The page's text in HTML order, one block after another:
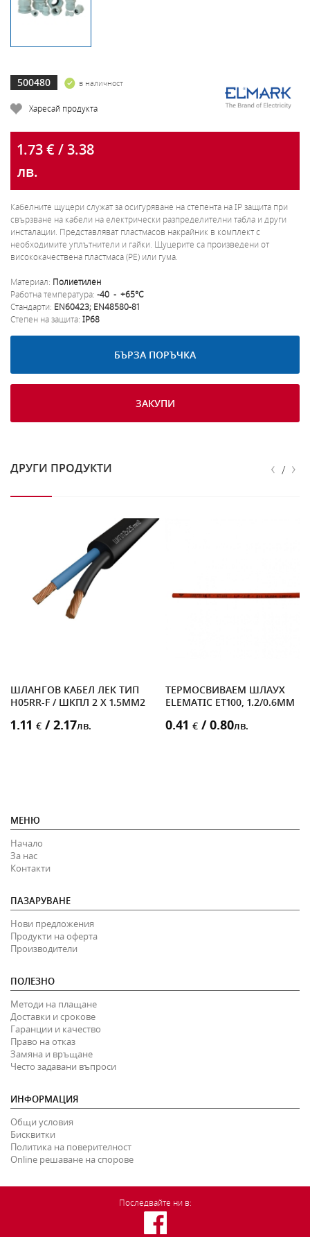
500480 в наличност
Харесай продукта
1.73 € / 3.38
лв.
Кабелните щуцери служат за осигуряване на степента на IP защита при
свързване на кабели на електрически разпределителни табла и други
инсталации. Представляват пластмасов накрайник в комплект с
необходимите уплътнители и гайки. Щуцерите са произведени от
висококачествена пластмаса (РЕ) или гума.
Материал: Полиетилен
Работна температура: -40 - +65°С
Стандарти: EN60423; EN48580-81
Степен на защита: IP68
БЪРЗА ПОРЪЧКА
ЗАКУПИ
ДРУГИ ПРОДУКТИ ‹ / ›
ШЛАНГОВ КАБЕЛ ЛЕК ТИП
H05RR-F / ШКПЛ 2 X 1.5MM2
1.11 € / 2.17лв.
ТЕРМОСВИВАЕМ ШЛАУХ
ELEMATIC ET100, 1.2/0.6MM
0.41 € / 0.80лв.
МЕНЮ
Начало
За нас
Контакти
ПАЗАРУВАНЕ
Нови предложения
Продукти на оферта
Производители
ПОЛЕЗНО
Методи на плащане
Доставки и срокове
Гаранции и качество
Право на отказ
Замяна и връщане
Често задавани въпроси
ИНФОРМАЦИЯ
Общи условия
Бисквитки
Политика на поверителност
Online решаване на спорове
Последвайте ни в: